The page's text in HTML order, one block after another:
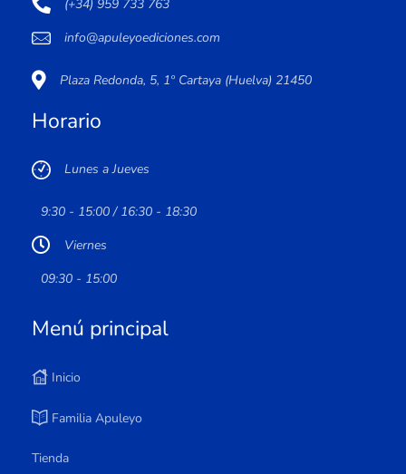
(+34) 959 733 763
info@apuleyoediciones.com
Plaza Redonda, 5, 1º Cartaya (Huelva) 21450
Horario
Lunes a Jueves
9:30 - 15:00 / 16:30 - 18:30
Viernes
09:30 - 15:00
Menú principal
Inicio
Familia Apuleyo
Tienda